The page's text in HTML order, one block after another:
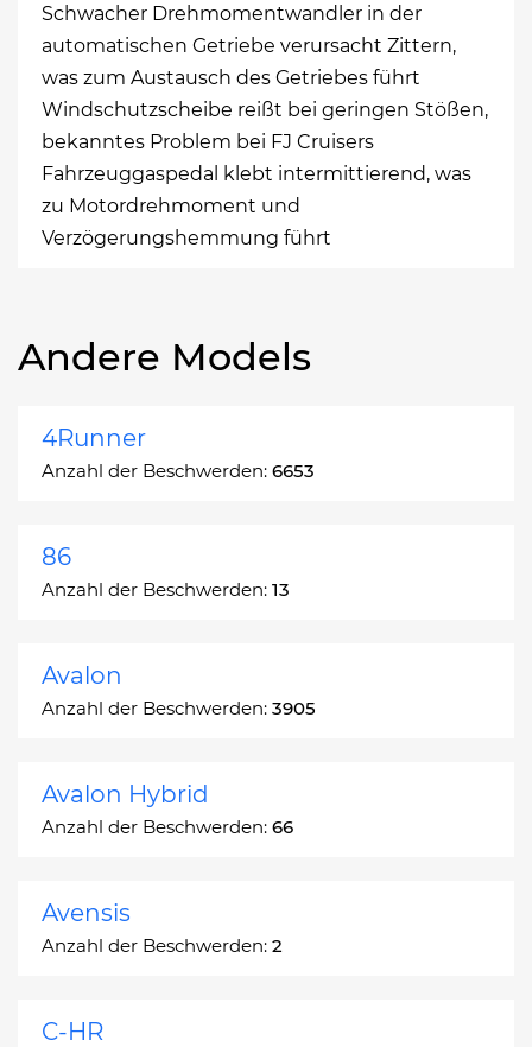
Schwacher Drehmomentwandler in der
automatischen Getriebe verursacht Zittern,
was zum Austausch des Getriebes führt
Windschutzscheibe reißt bei geringen Stößen,
bekanntes Problem bei FJ Cruisers
Fahrzeuggaspedal klebt intermittierend, was
zu Motordrehmoment und
Verzögerungshemmung führt
Andere Models
4Runner
Anzahl der Beschwerden: 6653
86
Anzahl der Beschwerden: 13
Avalon
Anzahl der Beschwerden: 3905
Avalon Hybrid
Anzahl der Beschwerden: 66
Avensis
Anzahl der Beschwerden: 2
C-HR